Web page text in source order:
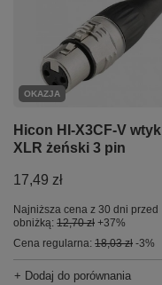
OKAZJA
Hicon HI-X3CF-V wtyk
XLR żeński 3 pin
17,49 zł
Najniższa cena z 30 dni przed
obniżką: 12,70 zł +37%
Cena regularna: 18,03 zł -3%
+ Dodaj do porównania